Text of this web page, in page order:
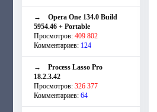
→ Opera One 134.0 Build
5954.46 + Portable
Просмотров: 409 802
Комментариев: 124
→ Process Lasso Pro
18.2.3.42
Просмотров: 326 377
Комментариев: 64